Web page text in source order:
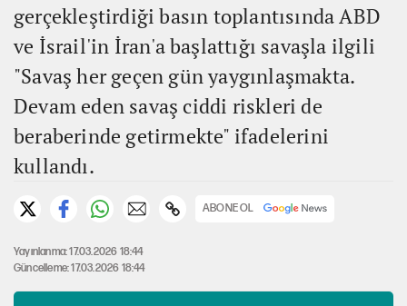
gerçekleştirdiği basın toplantısında ABD
ve İsrail'in İran'a başlattığı savaşla ilgili
"Savaş her geçen gün yaygınlaşmakta.
Devam eden savaş ciddi riskleri de
beraberinde getirmekte" ifadelerini
kullandı.
ABONE OL
Yayınlanma: 17.03.2026 18:44
Güncelleme: 17.03.2026 18:44